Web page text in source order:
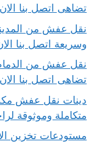
تضاهى اتصل بنا الان
وسريعة اتصل بنا
تضاهى اتصل بنا الان
متكاملة وموثوقة